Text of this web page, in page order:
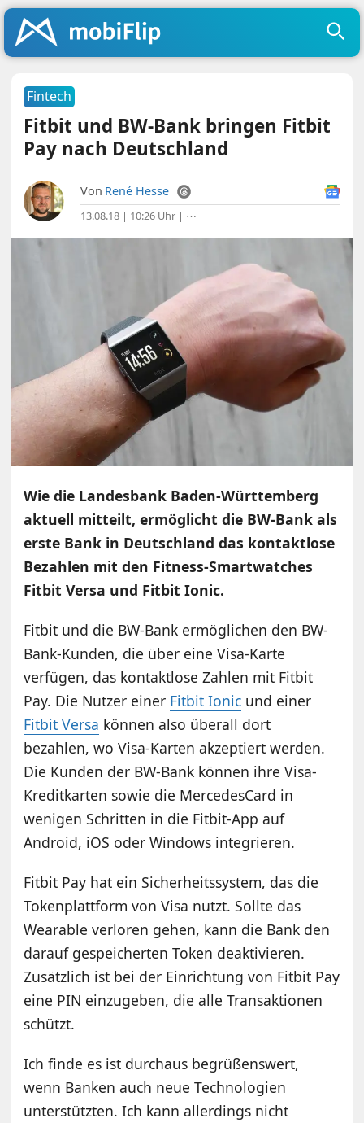
Fintech
Fitbit und BW-Bank bringen Fitbit
Pay nach Deutschland
Von René Hesse
13.08.18 | 10:26 Uhr | ⋯
Wie die Landesbank Baden-Württemberg
aktuell mitteilt, ermöglicht die BW-Bank als
erste Bank in Deutschland das kontaktlose
Bezahlen mit den Fitness-Smartwatches
Fitbit Versa und Fitbit Ionic.
Fitbit und die BW-Bank ermöglichen den BW-
Bank-Kunden, die über eine Visa-Karte
verfügen, das kontaktlose Zahlen mit Fitbit
Pay. Die Nutzer einer Fitbit Ionic und einer
Fitbit Versa können also überall dort
bezahlen, wo Visa-Karten akzeptiert werden.
Die Kunden der BW-Bank können ihre Visa-
Kreditkarten sowie die MercedesCard in
wenigen Schritten in die Fitbit-App auf
Android, iOS oder Windows integrieren.
Fitbit Pay hat ein Sicherheitssystem, das die
Tokenplattform von Visa nutzt. Sollte das
Wearable verloren gehen, kann die Bank den
darauf gespeicherten Token deaktivieren.
Zusätzlich ist bei der Einrichtung von Fitbit Pay
eine PIN einzugeben, die alle Transaktionen
schützt.
Ich finde es ist durchaus begrüßenswert,
wenn Banken auch neue Technologien
unterstützten. Ich kann allerdings nicht